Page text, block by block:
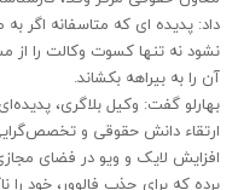
داد: پدیده ای که متاسفانه اگر
نشود نه تنها کسوت وکالت را از
آن را به بیراهه بکشاند.
بهارلو گفت: وکیل بلاگری،
ارتقاء دانش حقوقی و
افزایش لایک و ویو در فضای
برده که برای جذب فالوور، خود را